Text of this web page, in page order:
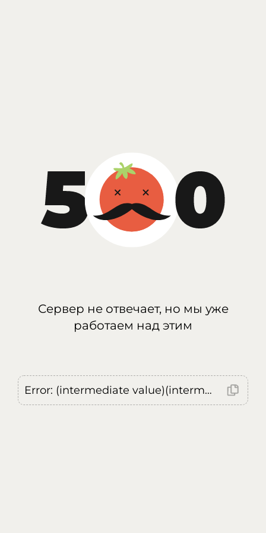
Сервер не отвечает, но мы уже
работаем над этим
Error: (intermediate value)(intermediate value)(intermediate value).replaceAll is not a function